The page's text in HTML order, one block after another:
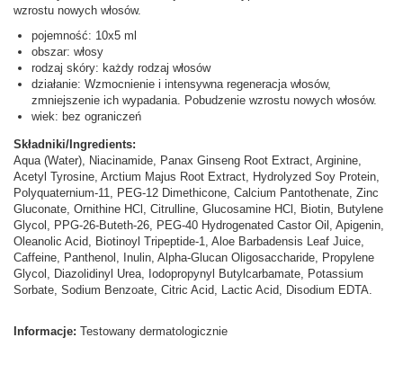
wzrostu nowych włosów.
pojemność: 10x5 ml
obszar: włosy
rodzaj skóry: każdy rodzaj włosów
działanie: Wzmocnienie i intensywna regeneracja włosów,
zmniejszenie ich wypadania. Pobudzenie wzrostu nowych włosów.
wiek: bez ograniczeń
Składniki/Ingredients:
Aqua (Water), Niacinamide, Panax Ginseng Root Extract, Arginine,
Acetyl Tyrosine, Arctium Majus Root Extract, Hydrolyzed Soy Protein,
Polyquaternium-11, PEG-12 Dimethicone, Calcium Pantothenate, Zinc
Gluconate, Ornithine HCl, Citrulline, Glucosamine HCl, Biotin, Butylene
Glycol, PPG-26-Buteth-26, PEG-40 Hydrogenated Castor Oil, Apigenin,
Oleanolic Acid, Biotinoyl Tripeptide-1, Aloe Barbadensis Leaf Juice,
Caffeine, Panthenol, Inulin, Alpha-Glucan Oligosaccharide, Propylene
Glycol, Diazolidinyl Urea, Iodopropynyl Butylcarbamate, Potassium
Sorbate, Sodium Benzoate, Citric Acid, Lactic Acid, Disodium EDTA.
Informacje: Testowany dermatologicznie